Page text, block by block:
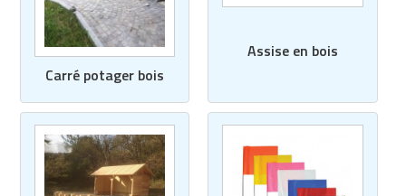
Carré potager bois
Assise en bois